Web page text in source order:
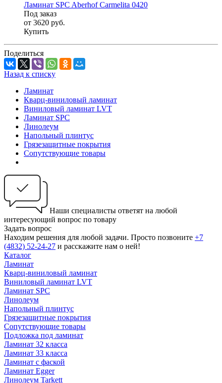
Ламинат SPC Aberhof Carmelita 0420
Под заказ
от 3620 руб.
Купить
Поделиться
Назад к списку
Ламинат
Кварц-виниловый ламинат
Виниловый ламинат LVT
Ламинат SPC
Линолеум
Напольный плинтус
Грязезащитные покрытия
Сопутствующие товары
Наши специалисты ответят на любой
интересующий вопрос по товару
Задать вопрос
Находим решения для любой задачи. Просто позвоните +7
(4832) 52-24-27 и расскажите нам о ней!
Каталог
Ламинат
Кварц-виниловый ламинат
Виниловый ламинат LVT
Ламинат SPC
Линолеум
Напольный плинтус
Грязезащитные покрытия
Сопутствующие товары
Подложка под ламинат
Ламинат 32 класса
Ламинат 33 класса
Ламинат с фаской
Ламинат Egger
Линолеум Tarkett